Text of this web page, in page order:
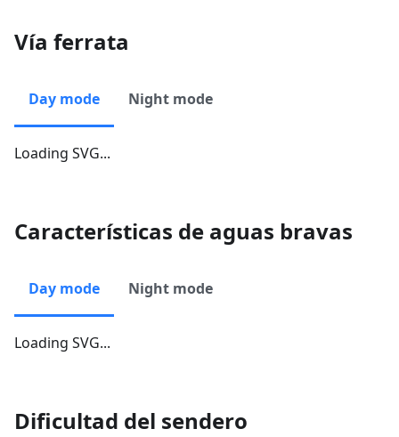
Vía ferrata
Day mode Night mode
Loading SVG...
Características de aguas bravas
Day mode Night mode
Loading SVG...
Dificultad del sendero